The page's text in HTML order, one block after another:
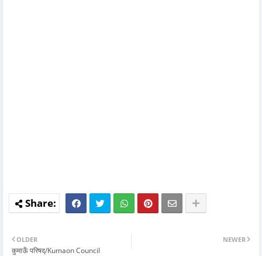
NEWER
OLDER
कुमाऊँ परिषद्/Kumaon Council